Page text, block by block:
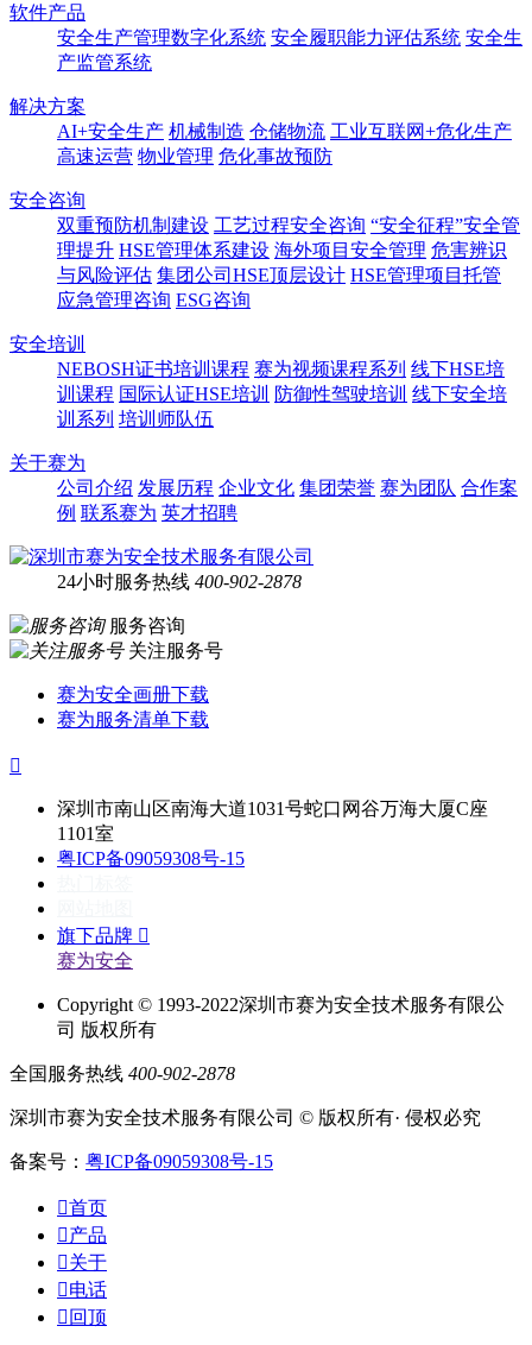
软件产品
安全生产管理数字化系统 安全履职能力评估系统 安全生
产监管系统
解决方案
AI+安全生产 机械制造 仓储物流 工业互联网+危化生产
高速运营 物业管理 危化事故预防
安全咨询
双重预防机制建设 工艺过程安全咨询 “安全征程”安全管
理提升 HSE管理体系建设 海外项目安全管理 危害辨识
与风险评估 集团公司HSE顶层设计 HSE管理项目托管
应急管理咨询 ESG咨询
安全培训
NEBOSH证书培训课程 赛为视频课程系列 线下HSE培
训课程 国际认证HSE培训 防御性驾驶培训 线下安全培
训系列 培训师队伍
关于赛为
公司介绍 发展历程 企业文化 集团荣誉 赛为团队 合作案
例 联系赛为 英才招聘
24小时服务热线 400-902-2878
服务咨询
关注服务号
赛为安全画册下载
赛为服务清单下载

深圳市南山区南海大道1031号蛇口网谷万海大厦C座
1101室
粤ICP备09059308号-15
旗下品牌 
赛为安全
Copyright © 1993-2022深圳市赛为安全技术服务有限公
司 版权所有
全国服务热线 400-902-2878
深圳市赛为安全技术服务有限公司 © 版权所有· 侵权必究
备案号： 粤ICP备09059308号-15
首页
产品
关于
电话
 回顶